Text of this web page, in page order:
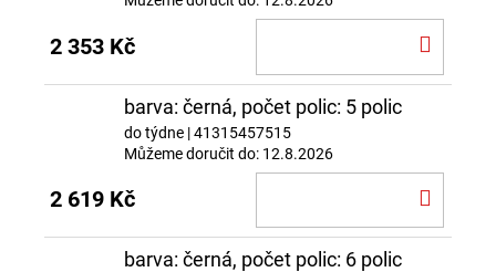
2 353 Kč
barva: černá, počet polic: 5 polic
do týdne | 41315457515
Můžeme doručit do: 12.8.2026
2 619 Kč
barva: černá, počet polic: 6 polic